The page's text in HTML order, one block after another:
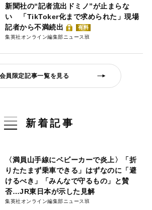
新聞社の“記者流出ドミノ”が止まらな
い 「TikToker化まで求められた」現場
記者から不満続出
有料
集英社オンライン編集部ニュース班
会員限定記事一覧を見る
新着記事
〈満員山手線にベビーカーで炎上〉「折
りたたまず乗車できる」はずなのに「避
けるべき」「みんなで守るもの」と賛
否…JR東日本が示した見解
集英社オンライン編集部ニュース班